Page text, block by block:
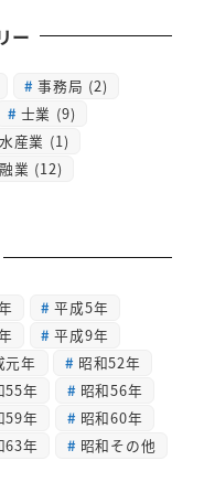
ー
事務局 (2)
士業 (9)
水産業 (1)
業 (12)
平成5年
平成9年
元年
昭和52年
55年
昭和56年
59年
昭和60年
63年 昭和その他